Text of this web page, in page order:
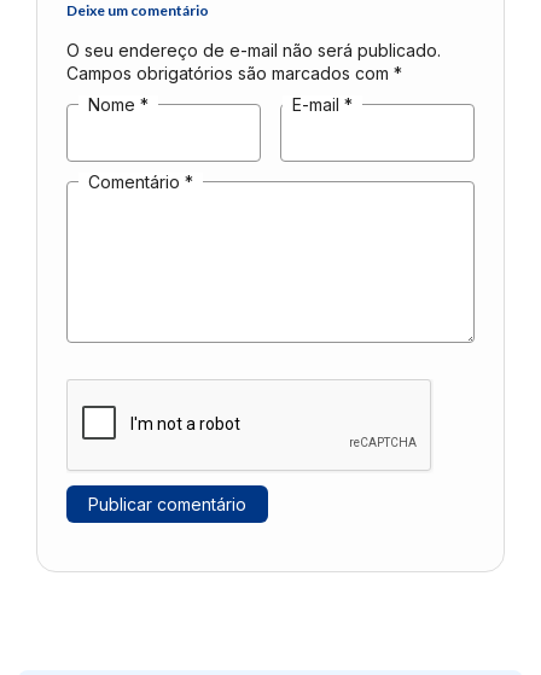
Deixe um comentário
O seu endereço de e-mail não será publicado.
Campos obrigatórios são marcados com *
Nome * E-mail *
Comentário *